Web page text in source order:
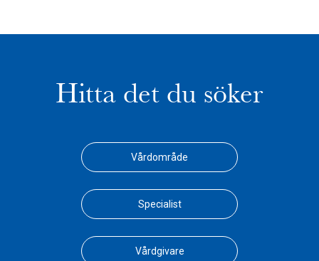
Hitta det du söker
Vårdområde
Specialist
Vårdgivare